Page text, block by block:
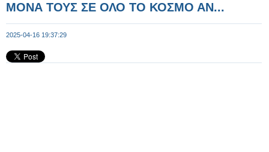
ΜΟΝΑ ΤΟΥΣ ΣΕ ΟΛΟ ΤΟ ΚΟΣΜΟ ΑΝ...
2025-04-16 19:37:29